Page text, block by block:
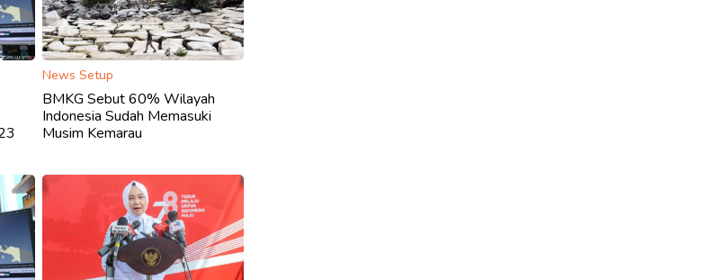
News Setup
BMKG Sebut 60% Wilayah
Indonesia Sudah Memasuki
Musim Kemarau